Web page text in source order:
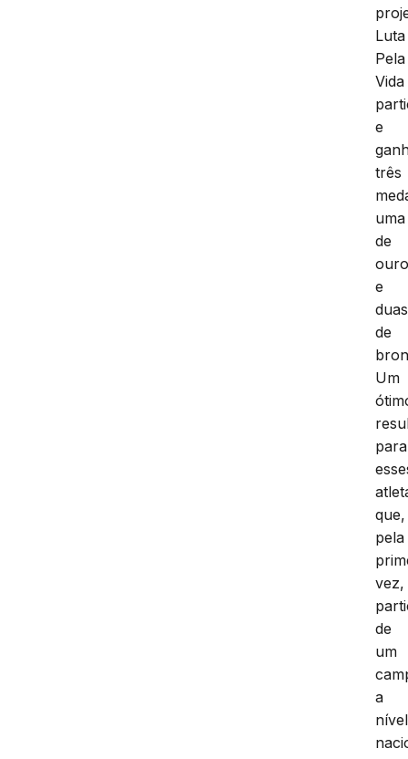
Luta
Pela
Vida
e
três
uma
de
e
duas
de
Um
para
que,
pela
vez,
de
um
a
nível